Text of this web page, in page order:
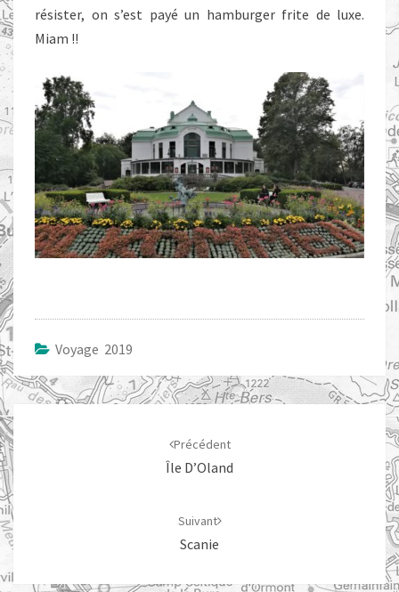
résister, on s’est payé un hamburger frite de luxe.
Miam !!
Voyage 2019
Navigation
d'article
Précédent
Île D’Oland
Suivant
Scanie